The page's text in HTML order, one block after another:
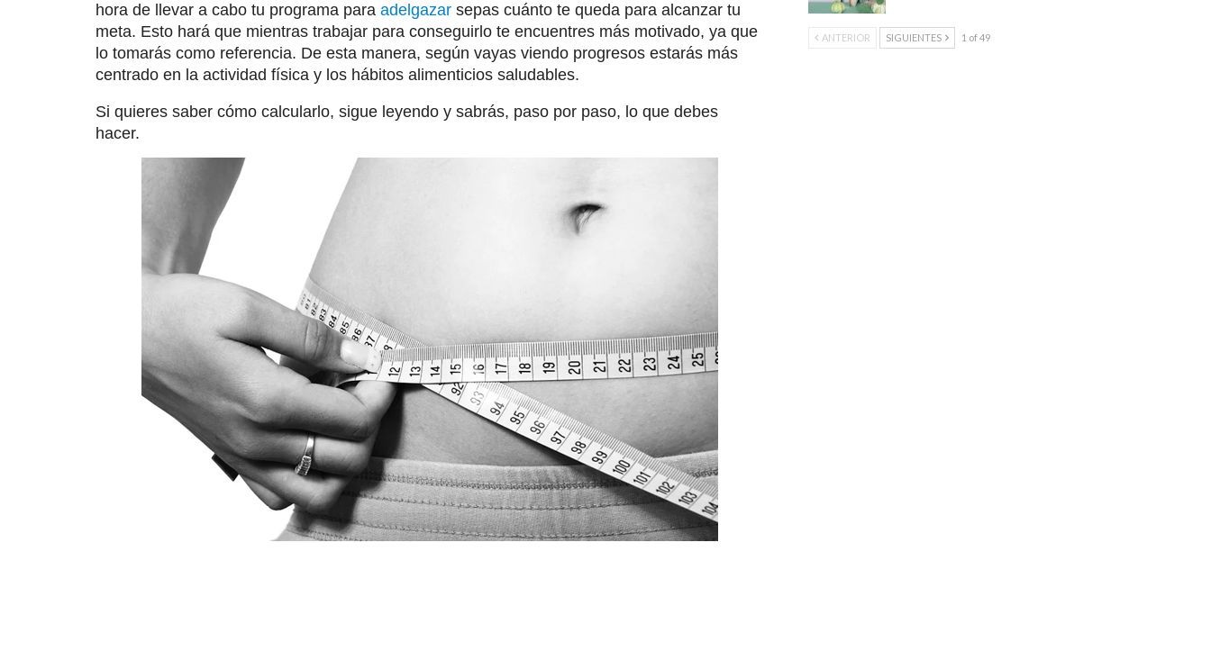
hora de llevar a cabo tu programa para adelgazar sepas cuánto te queda para alcanzar tu
meta. Esto hará que mientras trabajar para conseguirlo te encuentres más motivado, ya que
lo tomarás como referencia. De esta manera, según vayas viendo progresos estarás más
centrado en la actividad física y los hábitos alimenticios saludables.
Si quieres saber cómo calcularlo, sigue leyendo y sabrás, paso por paso, lo que debes
hacer.
ANTERIOR SIGUIENTES 1 of 49